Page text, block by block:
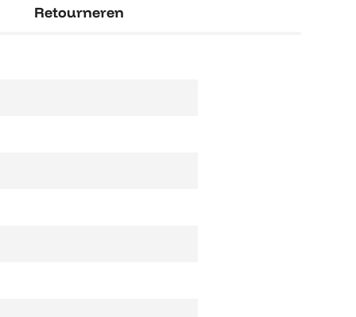
Retourneren